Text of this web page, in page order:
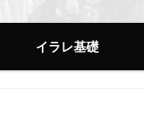
イラレ基礎